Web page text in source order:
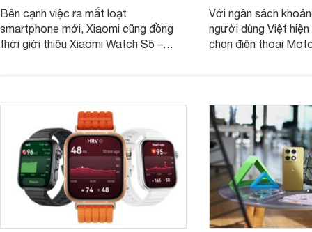
Bên cạnh việc ra mắt loạt
smartphone mới, Xiaomi cũng đồng
thời giới thiệu Xiaomi Watch S5 –
Với ngân sách
người dùng Việt
chọn điện thoại